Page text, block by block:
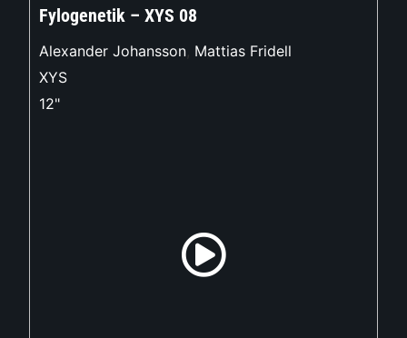
Fylogenetik – XYS 08
Alexander Johansson, Mattias Fridell
XYS
12"